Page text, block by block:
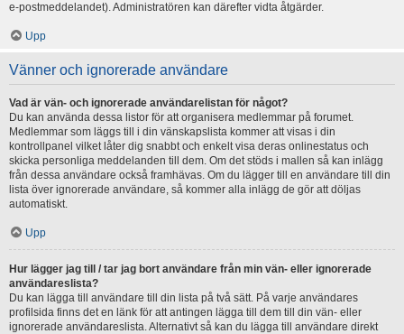
e-postmeddelandet). Administratören kan därefter vidta åtgärder.
Upp
Vänner och ignorerade användare
Vad är vän- och ignorerade användarelistan för något?
Du kan använda dessa listor för att organisera medlemmar på forumet.
Medlemmar som läggs till i din vänskapslista kommer att visas i din
kontrollpanel vilket låter dig snabbt och enkelt visa deras onlinestatus och
skicka personliga meddelanden till dem. Om det stöds i mallen så kan inlägg
från dessa användare också framhävas. Om du lägger till en användare till din
lista över ignorerade användare, så kommer alla inlägg de gör att döljas
automatiskt.
Upp
Hur lägger jag till / tar jag bort användare från min vän- eller ignorerade
användareslista?
Du kan lägga till användare till din lista på två sätt. På varje användares
profilsida finns det en länk för att antingen lägga till dem till din vän- eller
ignorerade användareslista. Alternativt så kan du lägga till användare direkt